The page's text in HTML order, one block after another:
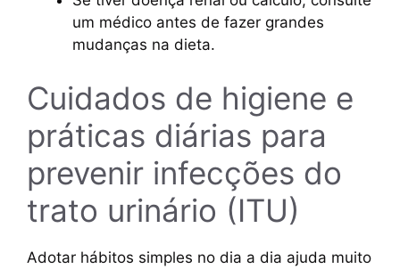
um médico antes de fazer grandes
mudanças na dieta.
Cuidados de higiene e
práticas diárias para
prevenir infecções do
trato urinário (ITU)
Adotar hábitos simples no dia a dia ajuda muito